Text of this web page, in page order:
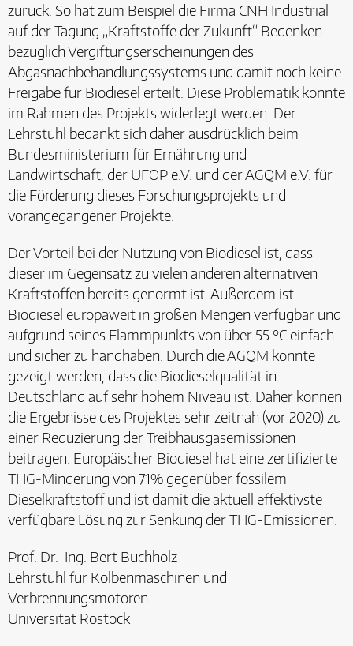
zurück. So hat zum Beispiel die Firma CNH Industrial
auf der Tagung „Kraftstoffe der Zukunft“ Bedenken
bezüglich Vergiftungserscheinungen des
Abgasnachbehandlungssystems und damit noch keine
Freigabe für Biodiesel erteilt. Diese Problematik konnte
im Rahmen des Projekts widerlegt werden. Der
Lehrstuhl bedankt sich daher ausdrücklich beim
Bundesministerium für Ernährung und
Landwirtschaft, der UFOP e.V. und der AGQM e.V. für
die Förderung dieses Forschungsprojekts und
vorangegangener Projekte.
Der Vorteil bei der Nutzung von Biodiesel ist, dass
dieser im Gegensatz zu vielen anderen alternativen
Kraftstoffen bereits genormt ist. Außerdem ist
Biodiesel europaweit in großen Mengen verfügbar und
aufgrund seines Flammpunkts von über 55 °C einfach
und sicher zu handhaben. Durch die AGQM konnte
gezeigt werden, dass die Biodieselqualität in
Deutschland auf sehr hohem Niveau ist. Daher können
die Ergebnisse des Projektes sehr zeitnah (vor 2020) zu
einer Reduzierung der Treibhausgasemissionen
beitragen. Europäischer Biodiesel hat eine zertifizierte
THG-Minderung von 71% gegenüber fossilem
Dieselkraftstoff und ist damit die aktuell effektivste
verfügbare Lösung zur Senkung der THG-Emissionen.
Prof. Dr.-Ing. Bert Buchholz
Lehrstuhl für Kolbenmaschinen und
Verbrennungsmotoren
Universität Rostock